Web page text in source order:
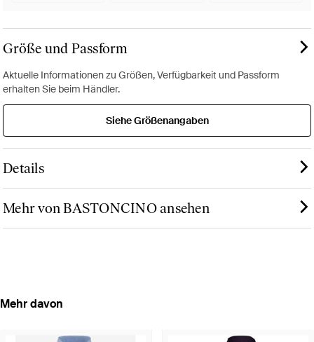
Größe und Passform
Aktuelle Informationen zu Größen, Verfügbarkeit und Passform
erhalten Sie beim Händler.
Siehe Größenangaben
Details
Mehr von BASTONCINO ansehen
Mehr davon